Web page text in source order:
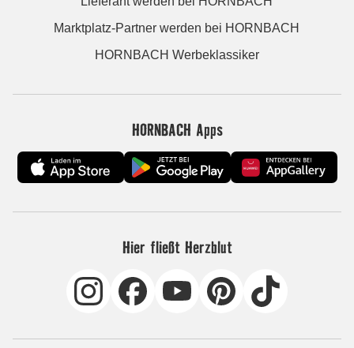
Marktplatz-Partner werden bei HORNBACH
HORNBACH Werbeklassiker
HORNBACH Apps
Hier fließt Herzblut